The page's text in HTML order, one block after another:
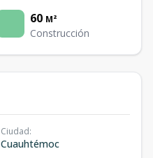
60 M²
Construcción
Ciudad:
Cuauhtémoc